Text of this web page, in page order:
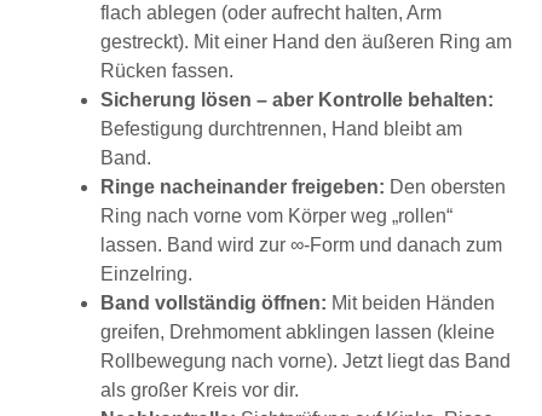
flach ablegen (oder aufrecht halten, Arm
gestreckt). Mit einer Hand den äußeren Ring am
Rücken fassen.
Sicherung lösen – aber Kontrolle behalten:
Befestigung durchtrennen, Hand bleibt am
Band.
Ringe nacheinander freigeben: Den obersten
Ring nach vorne vom Körper weg „rollen“
lassen. Band wird zur ∞-Form und danach zum
Einzelring.
Band vollständig öffnen: Mit beiden Händen
greifen, Drehmoment abklingen lassen (kleine
Rollbewegung nach vorne). Jetzt liegt das Band
als großer Kreis vor dir.